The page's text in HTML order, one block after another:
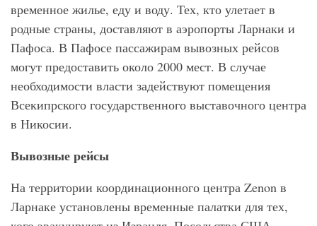
временное жилье, еду и воду. Тех, кто улетает в
родные страны, доставляют в аэропорты Ларнаки и
Пафоса. В Пафосе пассажирам вывозных рейсов
могут предоставить около 2000 мест. В случае
необходимости власти задействуют помещения
Всекипрского государственного выставочного центра
в Никосии.
Вывозные рейсы
На территории координационного центра Zenon в
Ларнаке установлены временные палатки для тех,